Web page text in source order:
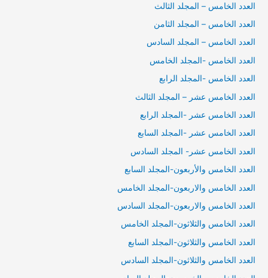
العدد الخامس – المجلد الثالث
العدد الخامس – المجلد الثامن
العدد الخامس – المجلد السادس
العدد الخامس -المجلد الخامس
العدد الخامس -المجلد الرابع
العدد الخامس عشر – المجلد الثالث
العدد الخامس عشر -المجلد الرابع
العدد الخامس عشر -المجلد السابع
العدد الخامس عشر- المجلد السادس
العدد الخامس والأربعون-المجلد السابع
العدد الخامس والاربعون-المجلد الخامس
العدد الخامس والاربعون-المجلد السادس
العدد الخامس والثلاثون-المجلد الخامس
العدد الخامس والثلاثون-المجلد السابع
العدد الخامس والثلاثون-المجلد السادس